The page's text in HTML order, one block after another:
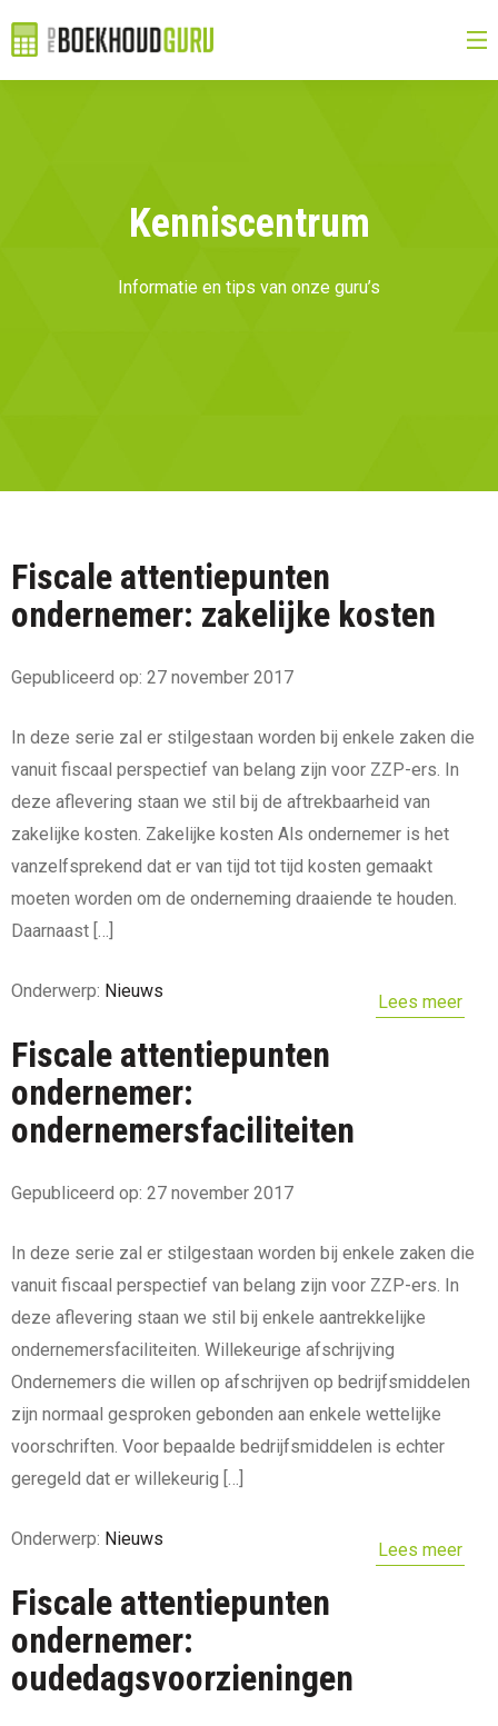
Kenniscentrum
Informatie en tips van onze guru’s
Fiscale attentiepunten
ondernemer: zakelijke kosten
Gepubliceerd op: 27 november 2017
In deze serie zal er stilgestaan worden bij enkele zaken die
vanuit fiscaal perspectief van belang zijn voor ZZP-ers. In
deze aflevering staan we stil bij de aftrekbaarheid van
zakelijke kosten. Zakelijke kosten Als ondernemer is het
vanzelfsprekend dat er van tijd tot tijd kosten gemaakt
moeten worden om de onderneming draaiende te houden.
Daarnaast […]
Lees meer
Onderwerp: Nieuws
Fiscale attentiepunten
ondernemer:
ondernemersfaciliteiten
Gepubliceerd op: 27 november 2017
In deze serie zal er stilgestaan worden bij enkele zaken die
vanuit fiscaal perspectief van belang zijn voor ZZP-ers. In
deze aflevering staan we stil bij enkele aantrekkelijke
ondernemersfaciliteiten. Willekeurige afschrijving
Ondernemers die willen op afschrijven op bedrijfsmiddelen
zijn normaal gesproken gebonden aan enkele wettelijke
voorschriften. Voor bepaalde bedrijfsmiddelen is echter
geregeld dat er willekeurig […]
Lees meer
Onderwerp: Nieuws
Fiscale attentiepunten
ondernemer:
oudedagsvoorzieningen